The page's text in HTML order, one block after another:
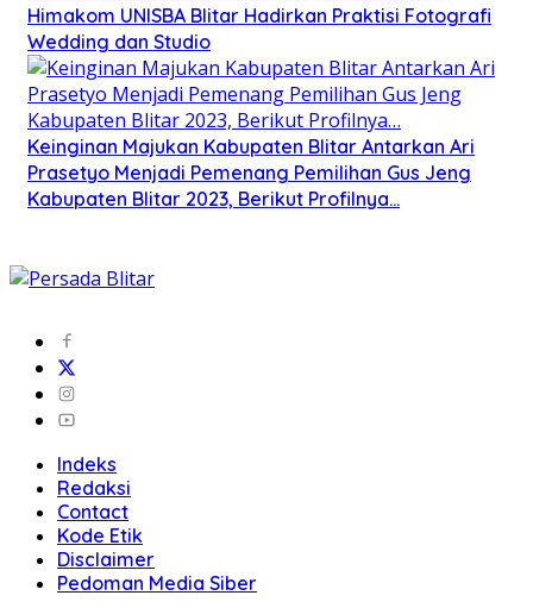
Himakom UNISBA Blitar Hadirkan Praktisi Fotografi
Wedding dan Studio
Keinginan Majukan Kabupaten Blitar Antarkan Ari
Prasetyo Menjadi Pemenang Pemilihan Gus Jeng
Kabupaten Blitar 2023, Berikut Profilnya…
Indeks
Redaksi
Contact
Kode Etik
Disclaimer
Pedoman Media Siber